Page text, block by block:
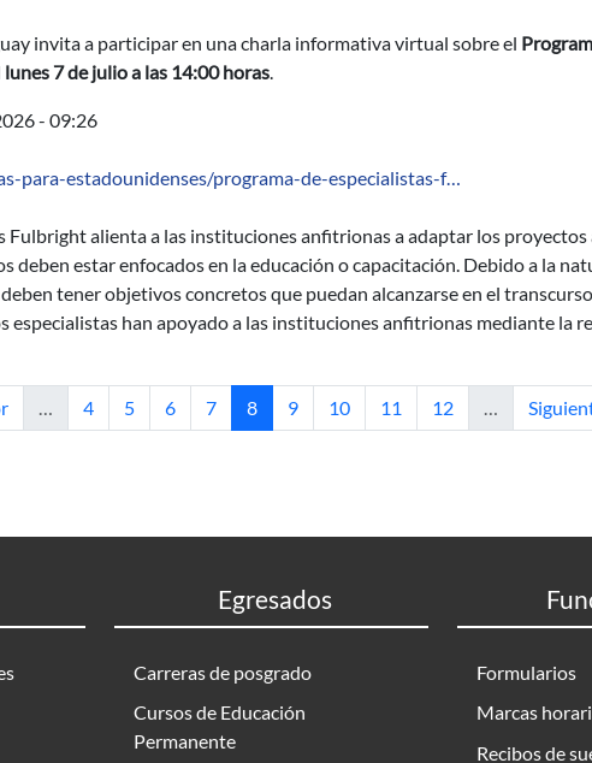
sobre el Programa de Especialistas Fulbright
invita a participar en una charla informativa virtual sobre el
lunes 7 de julio a las 14:00 horas.
- 09:26
para-estadounidenses/programa-de-especialistas-f…
Fulbright
Fulbright alienta a las instituciones anfitrionas a adaptar los proyectos
deben estar enfocados en la educación o capacitación. Debido a la
tener objetivos concretos que puedan alcanzarse en el
especialistas han apoyado a las instituciones anfitrionas mediante la
… Página
4 Página
5 Página
6 Página
7 Página actual
8 Página
9 Página
10 Página
11 Página
12 …
Egresados
Carreras de posgrado
Cursos de Educación
Permanente
Formularios
Marcas
Recibos de